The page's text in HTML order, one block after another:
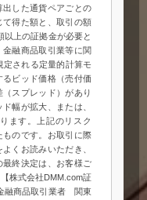
出した通貨ペアごとの
得た額と、取引の額
以上の証拠金が必要と
融商品取引業等に関
定される定量的計算モ
ビッド価格（売付価
スプレッド）があり
幅が拡大、または、
ます。上記のリスク
のです。お取引に際
くお読みいただき、
終決定は、お客様ご
株式会社DMM.com証
融商品取引業者 関東